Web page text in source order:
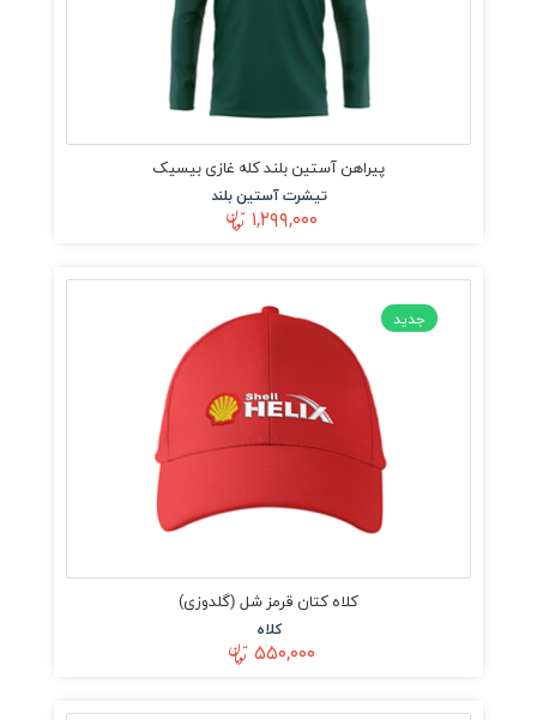
پیراهن آستین بلند کله غازی بیسیک
تیشرت آستین بلند
۱,۲۹۹,۰۰۰
جدید
کلاه کتان قرمز شل (گلدوزی)
کلاه
۵۵۰,۰۰۰